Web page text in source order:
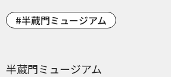
半蔵門ミュージアム
半蔵門ミュージアム